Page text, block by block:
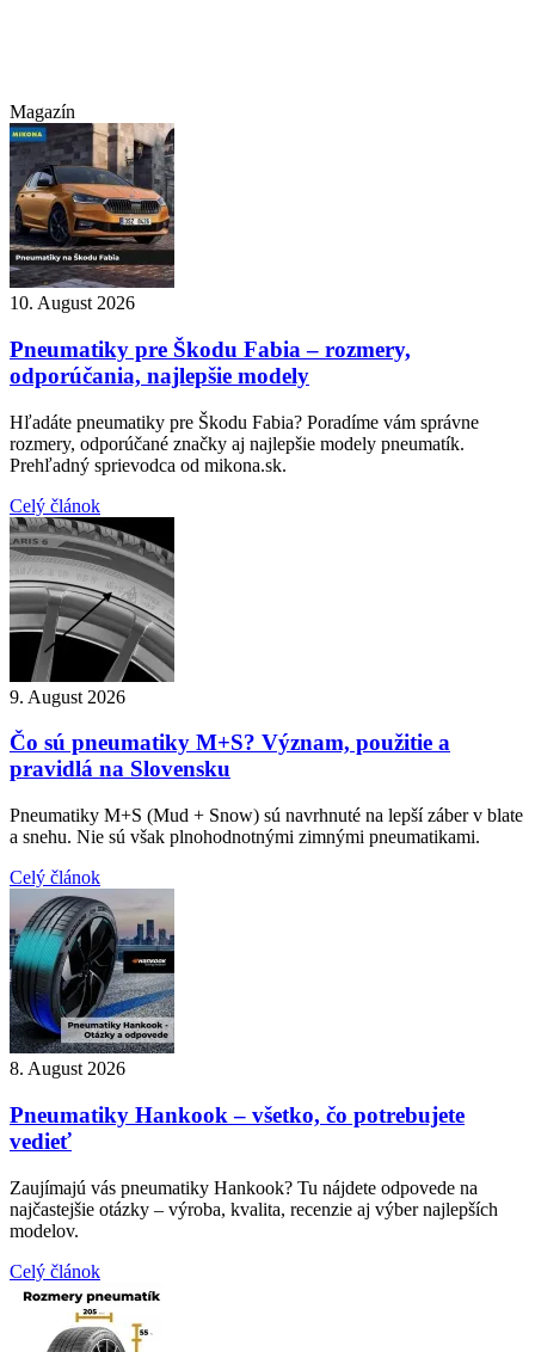
Magazín
10. August 2026
Pneumatiky pre Škodu Fabia – rozmery,
odporúčania, najlepšie modely
Hľadáte pneumatiky pre Škodu Fabia? Poradíme vám správne
rozmery, odporúčané značky aj najlepšie modely pneumatík.
Prehľadný sprievodca od mikona.sk.
Celý článok
9. August 2026
Čo sú pneumatiky M+S? Význam, použitie a
pravidlá na Slovensku
Pneumatiky M+S (Mud + Snow) sú navrhnuté na lepší záber v blate
a snehu. Nie sú však plnohodnotnými zimnými pneumatikami.
Celý článok
8. August 2026
Pneumatiky Hankook – všetko, čo potrebujete
vedieť
Zaujímajú vás pneumatiky Hankook? Tu nájdete odpovede na
najčastejšie otázky – výroba, kvalita, recenzie aj výber najlepších
modelov.
Celý článok